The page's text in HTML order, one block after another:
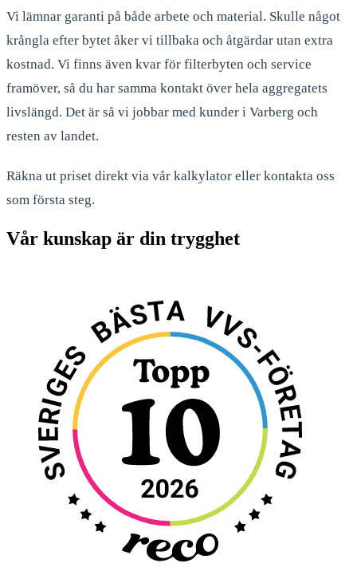
Vi lämnar garanti på både arbete och material. Skulle något
krångla efter bytet åker vi tillbaka och åtgärdar utan extra
kostnad. Vi finns även kvar för filterbyten och service
framöver, så du har samma kontakt över hela aggregatets
livslängd. Det är så vi jobbar med kunder i Varberg och
resten av landet.
Räkna ut priset direkt via vår kalkylator eller kontakta oss
som första steg.
Vår kunskap är din trygghet